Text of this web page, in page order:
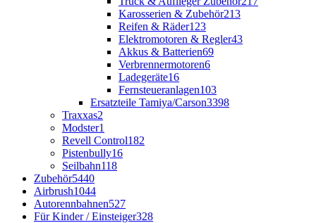
Karosserien & Zubehör213
Reifen & Räder123
Elektromotoren & Regler43
Akkus & Batterien69
Verbrennermotoren6
Ladegeräte16
Fernsteueranlagen103
Ersatzteile Tamiya/Carson3398
Traxxas2
Modster1
Revell Control182
Pistenbully16
Seilbahn118
Zubehör5440
Airbrush1044
Autorennbahnen527
Für Kinder / Einsteiger328